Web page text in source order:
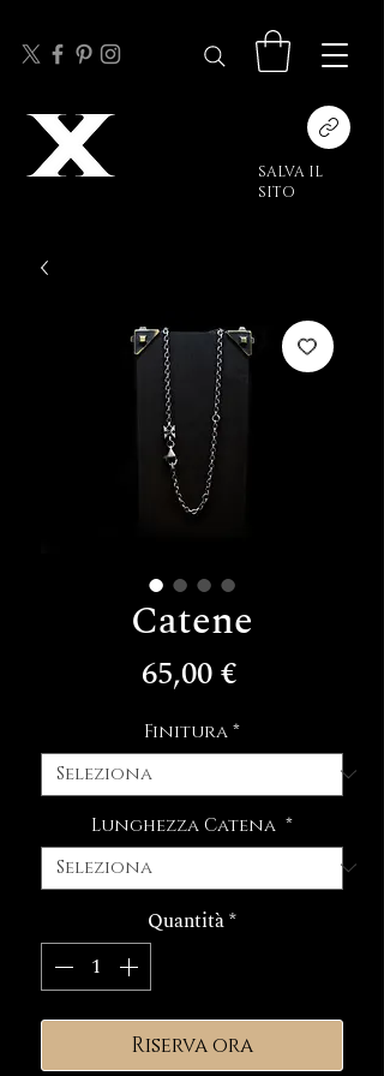
SALVA IL
SITO
Catene
65,00 €Prezzo
Finitura*
Lunghezza Catena *
Quantità*
Riserva ora